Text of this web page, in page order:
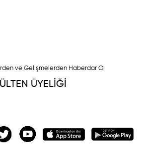
ve Gelişmelerden Haberdar Ol
ÜYELİĞİ